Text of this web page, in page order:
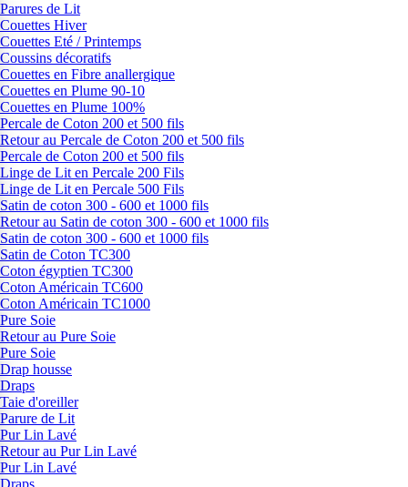
Parures de Lit
Couettes Hiver
Couettes Eté / Printemps
Coussins décoratifs
Couettes en Fibre anallergique
Couettes en Plume 90-10
Couettes en Plume 100%
Percale de Coton 200 et 500 fils
Retour au Percale de Coton 200 et 500 fils
Percale de Coton 200 et 500 fils
Linge de Lit en Percale 200 Fils
Linge de Lit en Percale 500 Fils
Satin de coton 300 - 600 et 1000 fils
Retour au Satin de coton 300 - 600 et 1000 fils
Satin de coton 300 - 600 et 1000 fils
Satin de Coton TC300
Coton égyptien TC300
Coton Américain TC600
Coton Américain TC1000
Pure Soie
Retour au Pure Soie
Pure Soie
Drap housse
Draps
Taie d'oreiller
Parure de Lit
Pur Lin Lavé
Retour au Pur Lin Lavé
Pur Lin Lavé
Draps